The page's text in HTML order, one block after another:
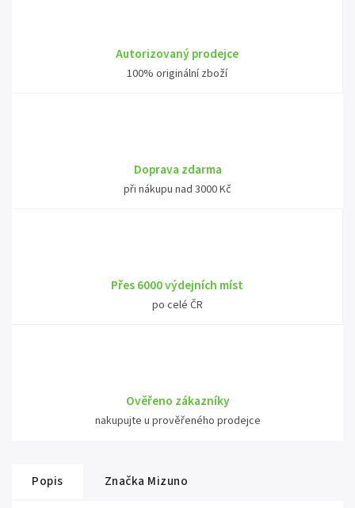
Autorizovaný prodejce
100% originální zboží
Doprava zdarma
při nákupu nad 3000 Kč
Přes 6000 výdejních míst
po celé ČR
Ověřeno zákazníky
nakupujte u prověřeného prodejce
Popis Značka Mizuno